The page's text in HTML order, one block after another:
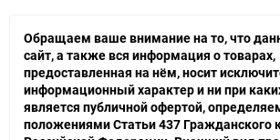
Обращаем ваше внимание на то, что
сайт, а также вся информация о товарах,
предоставленная на нём, носит
информационный характер и ни при
является публичной офертой,
положениями Статьи 437 Гражданского